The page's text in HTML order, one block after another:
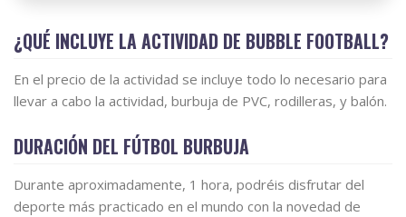
¿QUÉ INCLUYE LA ACTIVIDAD DE BUBBLE FOOTBALL?
En el precio de la actividad se incluye todo lo necesario para
llevar a cabo la actividad, burbuja de PVC, rodilleras, y balón.
DURACIÓN DEL FÚTBOL BURBUJA
Durante aproximadamente, 1 hora, podréis disfrutar del
deporte más practicado en el mundo con la novedad de